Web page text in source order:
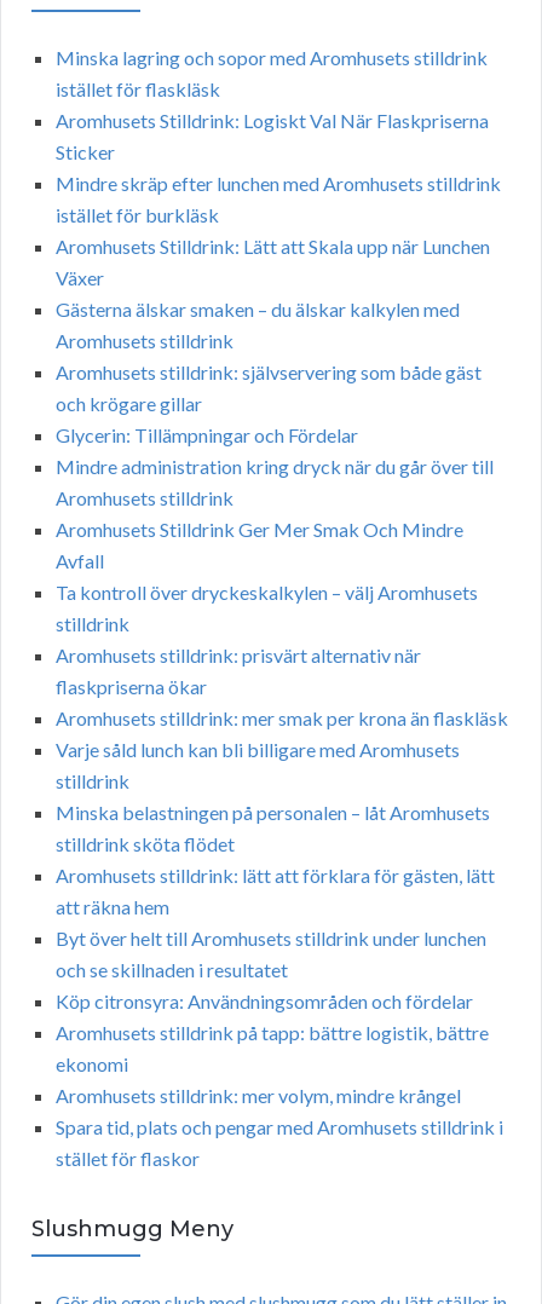
Minska lagring och sopor med Aromhusets stilldrink
istället för flaskläsk
Aromhusets Stilldrink: Logiskt Val När Flaskpriserna
Sticker
Mindre skräp efter lunchen med Aromhusets stilldrink
istället för burkläsk
Aromhusets Stilldrink: Lätt att Skala upp när Lunchen
Växer
Gästerna älskar smaken – du älskar kalkylen med
Aromhusets stilldrink
Aromhusets stilldrink: självservering som både gäst
och krögare gillar
Glycerin: Tillämpningar och Fördelar
Mindre administration kring dryck när du går över till
Aromhusets stilldrink
Aromhusets Stilldrink Ger Mer Smak Och Mindre
Avfall
Ta kontroll över dryckeskalkylen – välj Aromhusets
stilldrink
Aromhusets stilldrink: prisvärt alternativ när
flaskpriserna ökar
Aromhusets stilldrink: mer smak per krona än flaskläsk
Varje såld lunch kan bli billigare med Aromhusets
stilldrink
Minska belastningen på personalen – låt Aromhusets
stilldrink sköta flödet
Aromhusets stilldrink: lätt att förklara för gästen, lätt
att räkna hem
Byt över helt till Aromhusets stilldrink under lunchen
och se skillnaden i resultatet
Köp citronsyra: Användningsområden och fördelar
Aromhusets stilldrink på tapp: bättre logistik, bättre
ekonomi
Aromhusets stilldrink: mer volym, mindre krångel
Spara tid, plats och pengar med Aromhusets stilldrink i
stället för flaskor
Slushmugg Meny